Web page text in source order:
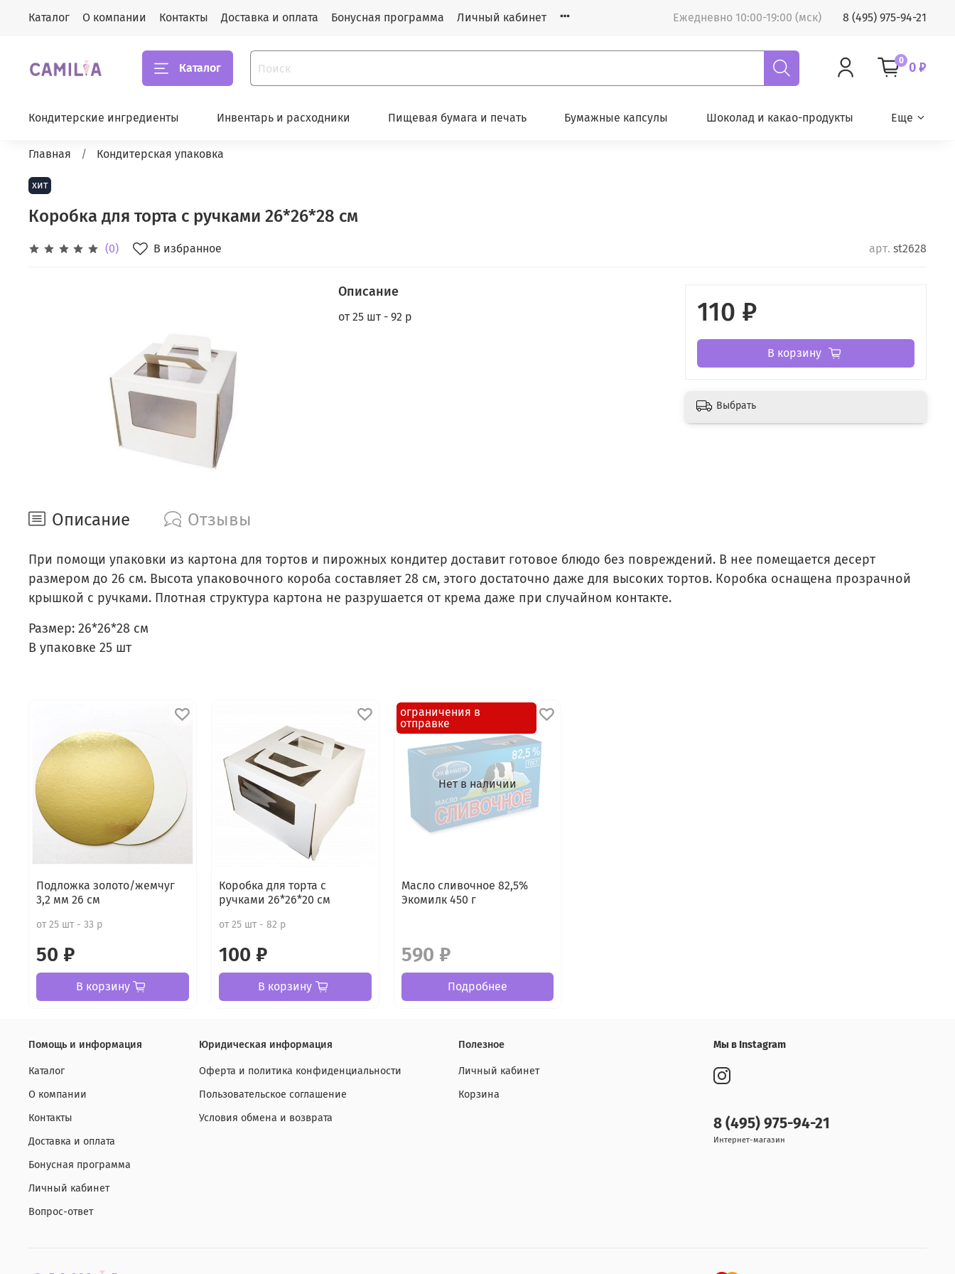
Каталог О компании Контакты Доставка и оплата Бонусная программа Личный кабинет Ежедневно 10:00-19:00 (мск) 8 (495) 975-94-21
Каталог
0 0 ₽
Кондитерские ингредиенты Инвентарь и расходники Пищевая бумага и печать Бумажные капсулы Шоколад и какао-продукты Еще
Главная Кондитерская упаковка
хит
Коробка для торта с ручками 26*26*28 см
(0) В избранное арт. st2628
Описание
от 25 шт - 92 р 110 ₽
В корзину
Выбрать
Описание Отзывы
При помощи упаковки из картона для тортов и пирожных кондитер доставит готовое блюдо без повреждений. В нее помещается десерт
размером до 26 см. Высота упаковочного короба составляет 28 см, этого достаточно даже для высоких тортов. Коробка оснащена прозрачной
крышкой с ручками. Плотная структура картона не разрушается от крема даже при случайном контакте.
Размер: 26*26*28 см
В упаковке 25 шт
Подложка золото/жемчуг
3,2 мм 26 см
от 25 шт - 33 р
50 ₽
В корзину
Коробка для торта с
ручками 26*26*20 см
от 25 шт - 82 р
100 ₽
В корзину
Нет в наличии
ограничения в
отправке
Масло сливочное 82,5%
Экомилк 450 г
590 ₽
Подробнее
Помощь и информация
Каталог
О компании
Контакты
Доставка и оплата
Бонусная программа
Личный кабинет
Вопрос-ответ
Юридическая информация
Оферта и политика конфиденциальности
Пользовательское соглашение
Условия обмена и возврата
Полезное
Личный кабинет
Корзина
Мы в Instagram
8 (495) 975-94-21
Интернет-магазин